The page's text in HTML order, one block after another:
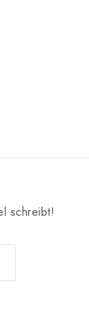
schreibt!